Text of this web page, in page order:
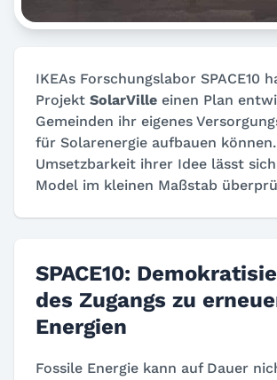
IKEAs Forschungslabor SPACE10
Projekt SolarVille einen Plan
Gemeinden ihr eigenes
für Solarenergie aufbauen
Umsetzbarkeit ihrer Idee lässt
Model im kleinen Maßstab
SPACE10:
des Zugangs zu
Energien
Fossile Energie kann auf Dauer